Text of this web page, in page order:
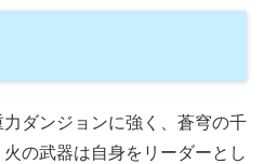
ダンジョンに強く、蒼穹の千
の武器は自身をリーダーとし